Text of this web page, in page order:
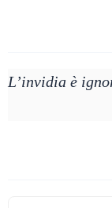
L’invidia è